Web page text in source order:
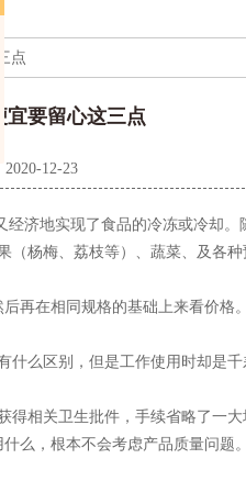
点
宜要留心这三点
2020-12-23
济地实现了食品的冷冻或冷却
杨梅、荔枝等）、蔬菜、及各
在相同规格的基础上来看价格
么区别，但是工作使用时却是千
相关卫生批件，手续省略了一大
么，根本不会考虑产品质量问题